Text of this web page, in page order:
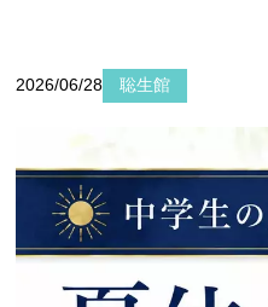
2026/06/28 聡生館